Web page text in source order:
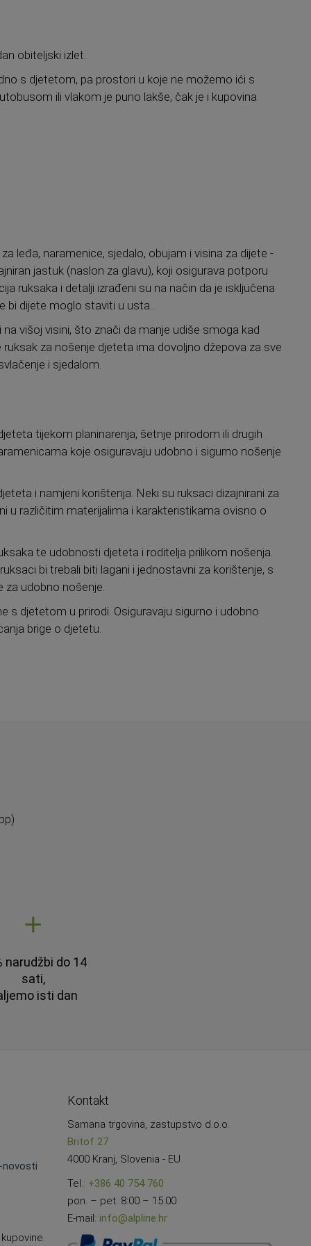
obiteljski izlet.
s djetetom, pa prostori u koje ne možemo ići s
ili vlakom je puno lakše, čak je i kupovina
leđa, naramenice, sjedalo, obujam i visina za dijete -
jastuk (naslon za glavu), koji osigurava potporu
ruksaka i detalji izrađeni su na način da je isključena
bi dijete moglo staviti u usta...
višoj visini, što znači da manje udiše smoga kad
za nošenje djeteta ima dovoljno džepova za sve
i sjedalom.
tijekom planinarenja, šetnje prirodom ili drugih
koje osiguravaju udobno i sigurno nošenje
i namjeni korištenja. Neki su ruksaci dizajnirani za
u različitim materijalima i karakteristikama ovisno o
te udobnosti djeteta i roditelja prilikom nošenja.
bi trebali biti lagani i jednostavni za korištenje, s
za udobno nošenje.
s djetetom u prirodi. Osiguravaju sigurno i udobno
brige o djetetu.
narudžbi do 14
sati,
isti dan
novosti
Kontakt
Samana trgovina, zastupstvo d.o.o.
Britof 27
4000 Kranj, Slovenia - EU
Tel.: +386 40 754 760
pon. – pet. 8:00 – 15:00
E-mail: info@alpline.hr